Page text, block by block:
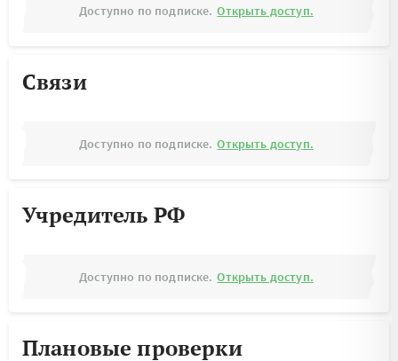
Доступно по подписке. Открыть доступ.
Связи
Доступно по подписке. Открыть доступ.
Учредитель РФ
Доступно по подписке. Открыть доступ.
Плановые проверки